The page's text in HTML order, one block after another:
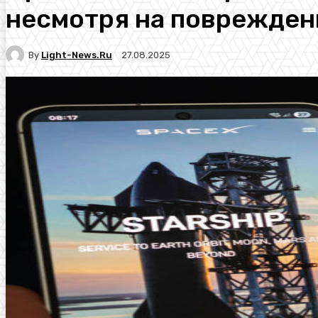
несмотря на
By Light-News.ru 27.08.2025